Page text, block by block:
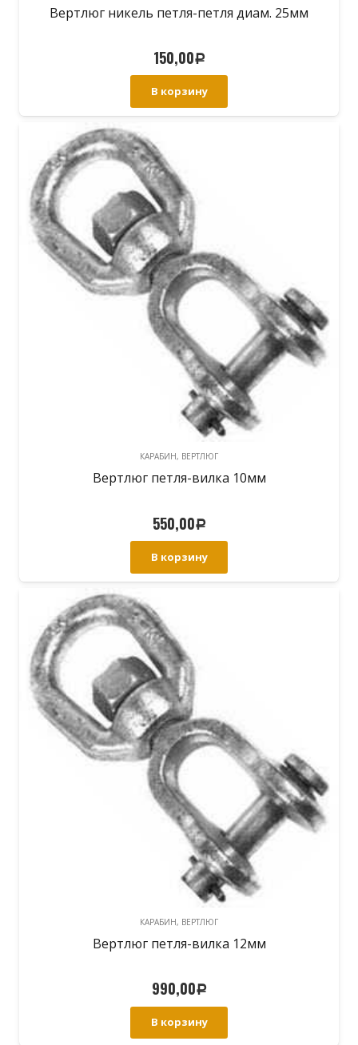
Вертлюг никель петля-петля диам. 25мм
150,00Р
В корзину
КАРАБИН, ВЕРТЛЮГ
Вертлюг петля-вилка 10мм
550,00Р
В корзину
КАРАБИН, ВЕРТЛЮГ
Вертлюг петля-вилка 12мм
990,00Р
В корзину